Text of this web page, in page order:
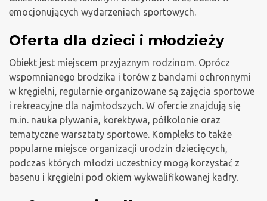
emocjonujących wydarzeniach sportowych.
Oferta dla dzieci i młodzieży
Obiekt jest miejscem przyjaznym rodzinom. Oprócz
wspomnianego brodzika i torów z bandami ochronnymi
w kręgielni, regularnie organizowane są zajęcia sportowe
i rekreacyjne dla najmłodszych. W ofercie znajdują się
m.in. nauka pływania, korektywa, półkolonie oraz
tematyczne warsztaty sportowe. Kompleks to także
popularne miejsce organizacji urodzin dziecięcych,
podczas których młodzi uczestnicy mogą korzystać z
basenu i kręgielni pod okiem wykwalifikowanej kadry.